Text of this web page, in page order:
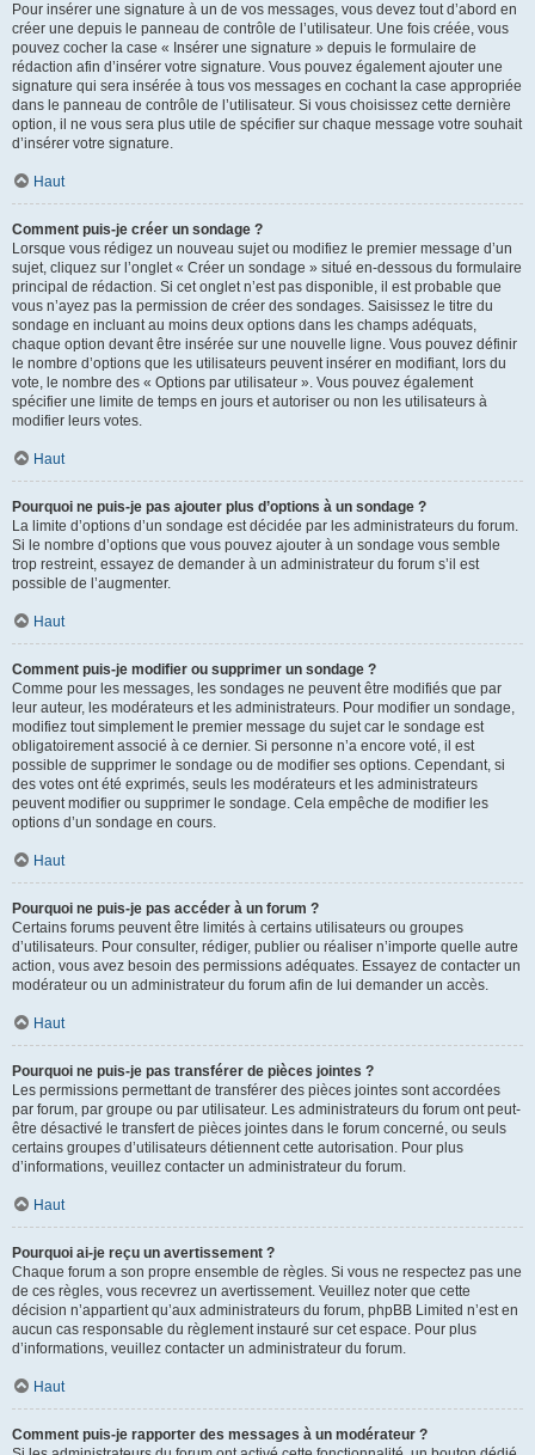
Pour insérer une signature à un de vos messages, vous devez tout d’abord en
créer une depuis le panneau de contrôle de l’utilisateur. Une fois créée, vous
pouvez cocher la case « Insérer une signature » depuis le formulaire de
rédaction afin d’insérer votre signature. Vous pouvez également ajouter une
signature qui sera insérée à tous vos messages en cochant la case appropriée
dans le panneau de contrôle de l’utilisateur. Si vous choisissez cette dernière
option, il ne vous sera plus utile de spécifier sur chaque message votre souhait
d’insérer votre signature.
Haut
Comment puis-je créer un sondage ?
Lorsque vous rédigez un nouveau sujet ou modifiez le premier message d’un
sujet, cliquez sur l’onglet « Créer un sondage » situé en-dessous du formulaire
principal de rédaction. Si cet onglet n’est pas disponible, il est probable que
vous n’ayez pas la permission de créer des sondages. Saisissez le titre du
sondage en incluant au moins deux options dans les champs adéquats,
chaque option devant être insérée sur une nouvelle ligne. Vous pouvez définir
le nombre d’options que les utilisateurs peuvent insérer en modifiant, lors du
vote, le nombre des « Options par utilisateur ». Vous pouvez également
spécifier une limite de temps en jours et autoriser ou non les utilisateurs à
modifier leurs votes.
Haut
Pourquoi ne puis-je pas ajouter plus d’options à un sondage ?
La limite d’options d’un sondage est décidée par les administrateurs du forum.
Si le nombre d’options que vous pouvez ajouter à un sondage vous semble
trop restreint, essayez de demander à un administrateur du forum s’il est
possible de l’augmenter.
Haut
Comment puis-je modifier ou supprimer un sondage ?
Comme pour les messages, les sondages ne peuvent être modifiés que par
leur auteur, les modérateurs et les administrateurs. Pour modifier un sondage,
modifiez tout simplement le premier message du sujet car le sondage est
obligatoirement associé à ce dernier. Si personne n’a encore voté, il est
possible de supprimer le sondage ou de modifier ses options. Cependant, si
des votes ont été exprimés, seuls les modérateurs et les administrateurs
peuvent modifier ou supprimer le sondage. Cela empêche de modifier les
options d’un sondage en cours.
Haut
Pourquoi ne puis-je pas accéder à un forum ?
Certains forums peuvent être limités à certains utilisateurs ou groupes
d’utilisateurs. Pour consulter, rédiger, publier ou réaliser n’importe quelle autre
action, vous avez besoin des permissions adéquates. Essayez de contacter un
modérateur ou un administrateur du forum afin de lui demander un accès.
Haut
Pourquoi ne puis-je pas transférer de pièces jointes ?
Les permissions permettant de transférer des pièces jointes sont accordées
par forum, par groupe ou par utilisateur. Les administrateurs du forum ont peut-
être désactivé le transfert de pièces jointes dans le forum concerné, ou seuls
certains groupes d’utilisateurs détiennent cette autorisation. Pour plus
d’informations, veuillez contacter un administrateur du forum.
Haut
Pourquoi ai-je reçu un avertissement ?
Chaque forum a son propre ensemble de règles. Si vous ne respectez pas une
de ces règles, vous recevrez un avertissement. Veuillez noter que cette
décision n’appartient qu’aux administrateurs du forum, phpBB Limited n’est en
aucun cas responsable du règlement instauré sur cet espace. Pour plus
d’informations, veuillez contacter un administrateur du forum.
Haut
Comment puis-je rapporter des messages à un modérateur ?